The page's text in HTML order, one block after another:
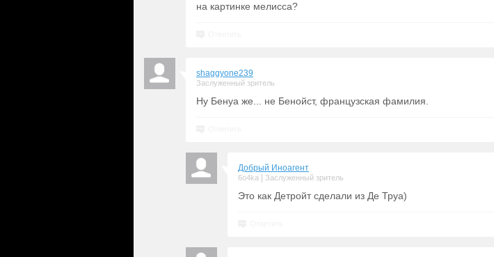
на картинке мелисса?
shaggyone239
Заслуженный зритель
Ну Бенуа же... не Бенойст, французская фамилия.
Добрый Иноагент
6o4ka Заслуженный зритель
Это как Детройт сделали из Де Труа)